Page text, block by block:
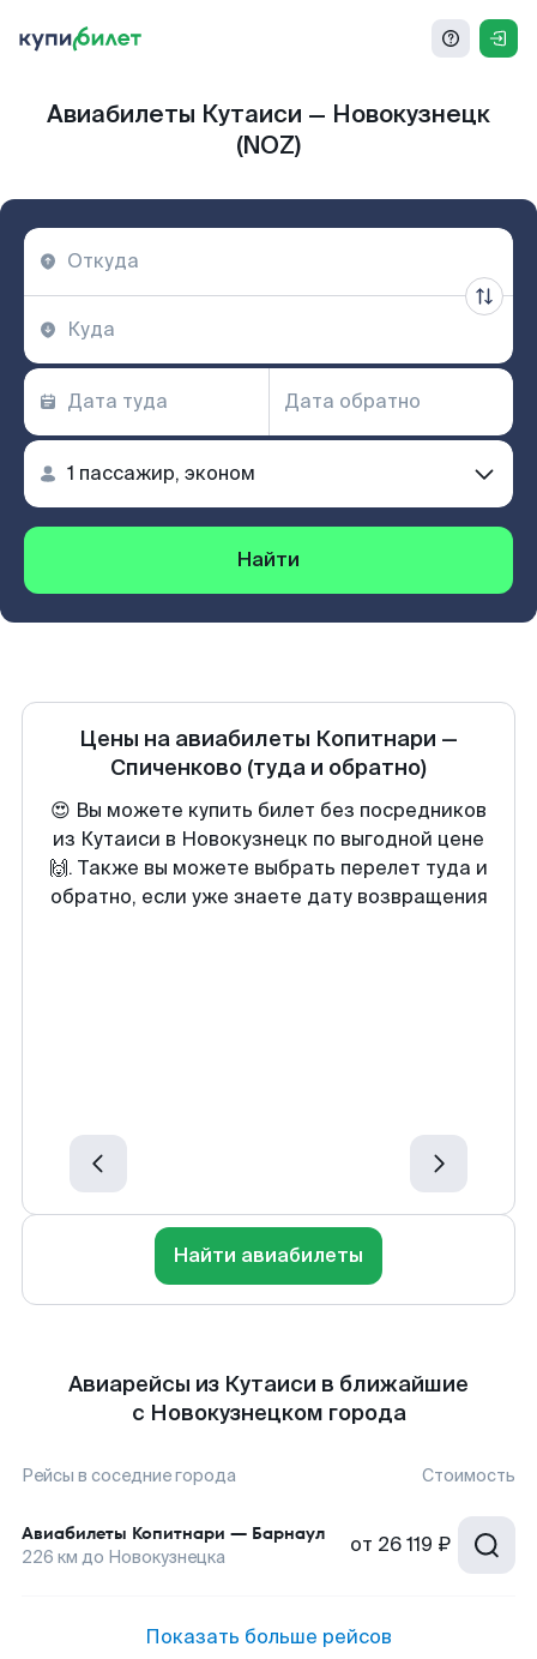
Авиабилеты Кутаиси — Новокузнецк
(NOZ)
Найти
Цены на авиабилеты Копитнари —
Спиченково (туда и обратно)
😍 Вы можете купить билет без посредников
из Кутаиси в Новокузнецк по выгодной цене
🙌. Также вы можете выбрать перелет туда и
обратно, если уже знаете дату возвращения
Найти авиабилеты
Авиарейсы из Кутаиси в ближайшие
с Новокузнецком города
Рейсы в соседние города Стоимость
Авиабилеты Копитнари — Барнаул
226 км до Новокузнецка от 26 119 ₽
Показать больше рейсов